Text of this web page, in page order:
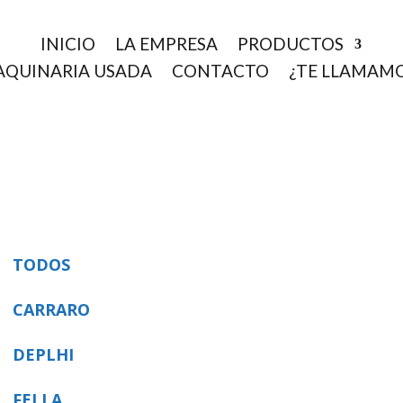
INICIO LA EMPRESA
PRODUCTOS
USADA
CONTACTO ¿TE
TODOS
CARRARO
DEPLHI